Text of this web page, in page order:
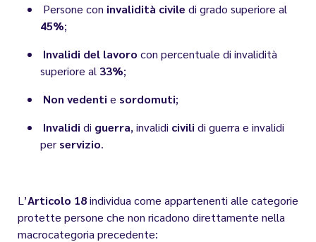
Persone con invalidità civile di grado superiore al
45%;
Invalidi del lavoro con percentuale di invalidità
superiore al 33%;
Non vedenti e sordomuti;
Invalidi di guerra, invalidi civili di guerra e invalidi
per servizio.
L’Articolo 18individua come appartenenti alle categorie
protette persone che non ricadono direttamente nella
macrocategoria precedente: